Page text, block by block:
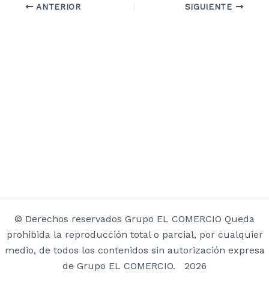
ANTERIOR SIGUIENTE
© Derechos reservados Grupo EL COMERCIO Queda
prohibida la reproducción total o parcial, por cualquier
medio, de todos los contenidos sin autorización expresa
de Grupo EL COMERCIO. 2026